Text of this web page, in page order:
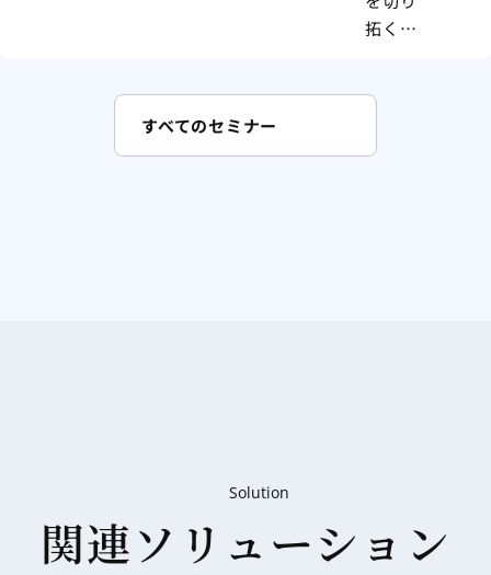
拓く薬
すべてのセミナー
Solution
関連ソリューション